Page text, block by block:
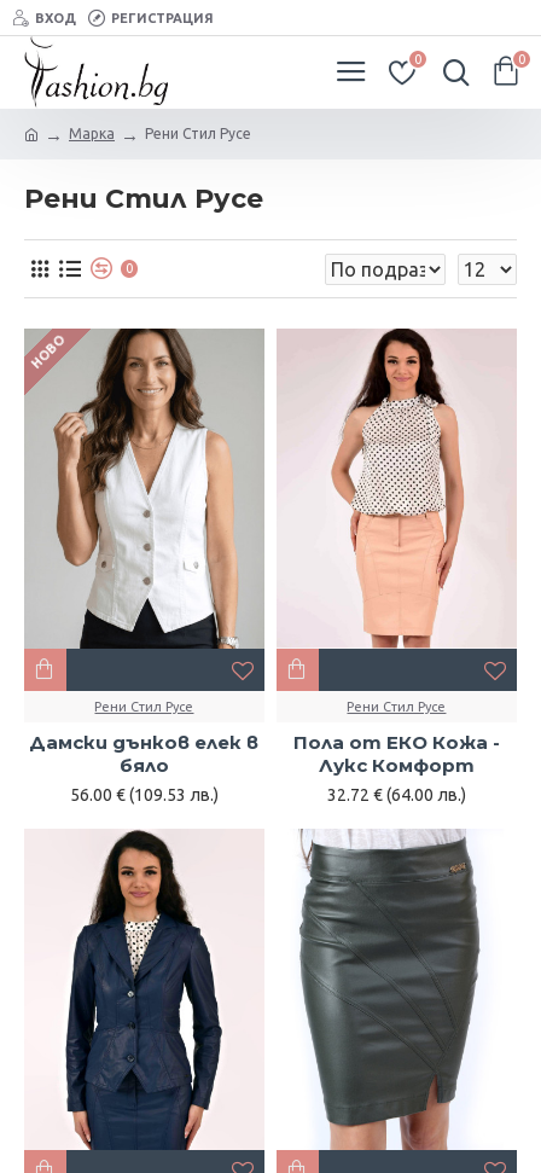
ВХОД РЕГИСТРАЦИЯ
0 0
Марка Рени Стил Русе
Рени Стил Русе
0
НОВО
Рени Стил Русе
Дамски дънков елек в
бяло
56.00 € (109.53 лв.)
Рени Стил Русе
Пола от ЕКО Кожа -
Лукс Комфорт
32.72 € (64.00 лв.)